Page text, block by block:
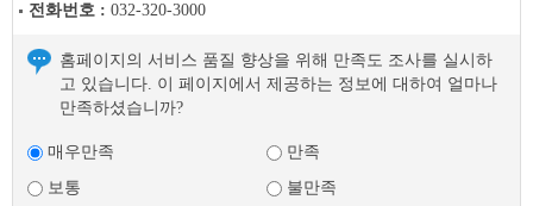
전화번호 : 032-320-3000
홈페이지의 서비스 품질 향상을 위해 만족도 조사를 실시하
고 있습니다. 이 페이지에서 제공하는 정보에 대하여 얼마나
만족하셨습니까?
매우만족
만족
보통
불만족